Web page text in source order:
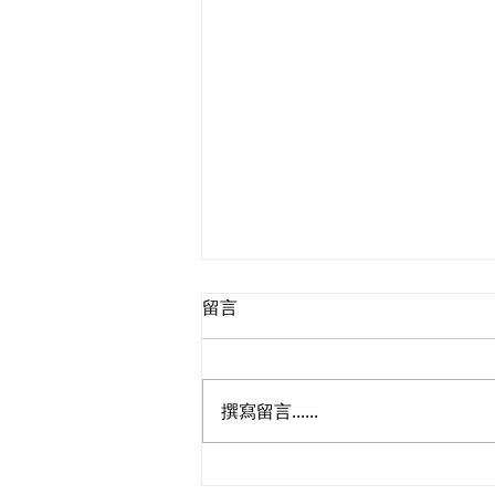
留言
撰寫留言......